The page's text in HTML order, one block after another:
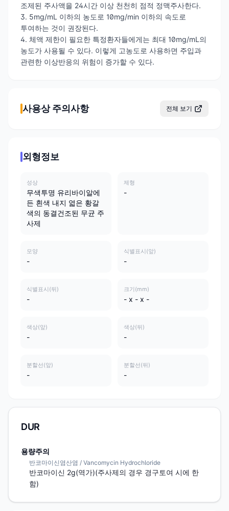
조제된 주사액을 24시간 이상 천천히 점적 정맥주사한다.
3. 5mg/mL 이하의 농도로 10mg/min 이하의 속도로
투여하는 것이 권장된다.
4. 체액 제한이 필요한 특정환자들에게는 최대 10mg/mL의
농도가 사용될 수 있다. 이렇게 고농도로 사용하면 주입과
관련한 이상반응의 위험이 증가할 수 있다.
사용상 주의사항 전체 보기
외형정보
성상
무색투명 유리바이알에
든 흰색 내지 엷은 황갈
색의 동결건조된 무균 주
사제
제형
-
모양
-
식별표시(앞)
-
식별표시(뒤)
-
크기(mm)
- x - x -
색상(앞)
-
색상(뒤)
-
분할선(앞)
-
분할선(뒤)
-
DUR
용량주의
반코마이신염산염 / Vancomycin Hydrochloride
반코마이신 2g(역가)(주사제의 경우 경구토여 시에 한
함)